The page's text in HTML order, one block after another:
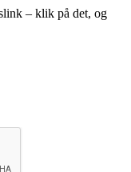
– klik på det, og